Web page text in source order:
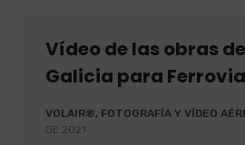
Vídeo de las obras
Galicia para
VOLAIR®, FOTOGRAFÍA Y VÍDEO
DE 2021